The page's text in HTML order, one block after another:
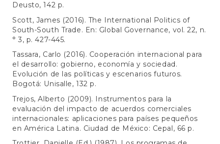
Deusto, 142 p.
Scott, James (2016). The International Politics of
South-South Trade. En: Global Governance, vol. 22, n.
° 3, p. 427-445.
Tassara, Carlo (2016). Cooperación internacional para
el desarrollo: gobierno, economía y sociedad.
Evolución de las políticas y escenarios futuros.
Bogotá: Unisalle, 132 p.
Trejos, Alberto (2009). Instrumentos para la
evaluación del impacto de acuerdos comerciales
internacionales: aplicaciones para países pequeños
en América Latina. Ciudad de México: Cepal, 66 p.